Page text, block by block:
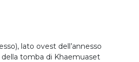
lato ovest dell’annesso
tomba di Khaemuaset